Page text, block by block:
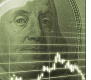
когда
комбинаций
с учетом